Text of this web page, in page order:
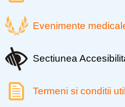
Evenimente
Sectiunea
Termeni si conditii